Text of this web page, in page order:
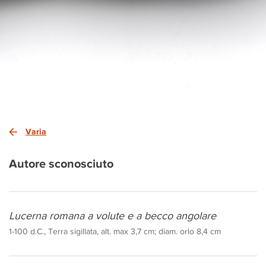
Varia
Autore sconosciuto
Lucerna romana a volute e a becco angolare
1-100 d.C., Terra sigillata, alt. max 3,7 cm; diam. orlo 8,4 cm